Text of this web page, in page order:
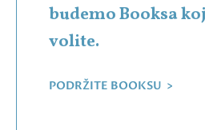
budemo Booksa
volite.
PODRŽITE BOOKSU >